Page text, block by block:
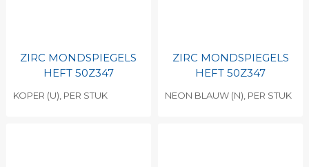
ZIRC MONDSPIEGELS
HEFT 50Z347
KOPER (U), PER STUK
ZIRC MONDSPIEGELS
HEFT 50Z347
NEON BLAUW (N), PER STUK